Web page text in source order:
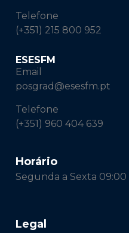
Telefone
(+351) 215 800 952
ESESFM
Email
posgrad@esesfm.pt
Telefone
(+351) 960 404 639
Horário
Segunda a Sexta 09:00
Legal